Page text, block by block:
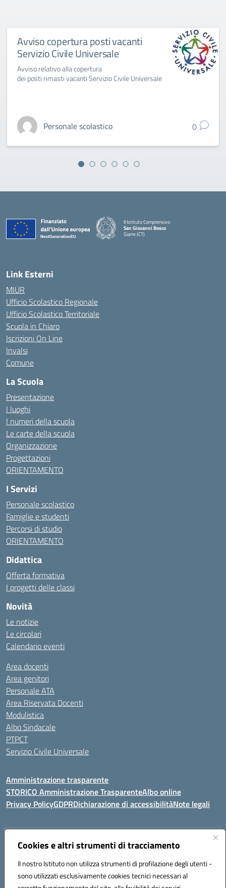
Cookies e altri strumenti di tracciamento
Il nostro Istituto non utilizza strumenti di profilazione degli utenti -
sono utilizzati esclusivamente cookies tecnici necessari al
Avviso copertura posti vacanti
Servizio Civile Universale
Avviso relativo alla copertura
dei posti rimasti vacanti Servizio Civile Universale
Personale scolastico 0
II Istituto Comprensivo
San Giovanni Bosco
Giarre (CT)
Link Esterni
MIUR
Ufficio Scolastico Regionale
Ufficio Scolastico Territoriale
Scuola in Chiaro
Iscrizioni On Line
Invalsi
Comune
La Scuola
Presentazione
I luoghi
I numeri della scuola
Le carte della scuola
Organizzazione
Progettazioni
ORIENTAMENTO
I Servizi
Personale scolastico
Famiglie e studenti
Percorsi di studio
ORIENTAMENTO
Didattica
Offerta formativa
I progetti delle classi
Novità
Le notizie
Le circolari
Calendario eventi
Area docenti
Area genitori
Personale ATA
Area Riservata Docenti
Modulistica
Albo Sindacale
PTPCT
Servizio Civile Universale
Amministrazione trasparente
STORICO Amministrazione TrasparenteAlbo online
Privacy PolicyGDPRDichiarazione di accessibilitàNote legali
Indirizzo:Piazza S. G. Bosco, 1 95014 Giarre (CT)
Posta elettronica certificata (PEC):ctic8az00a@pec.istruzione.it
Codice fiscale: 92001680872